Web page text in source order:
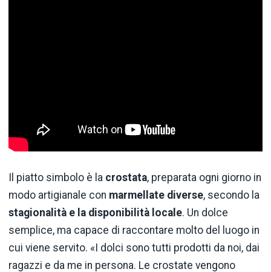
Il piatto simbolo è la crostata, preparata ogni giorno in
modo artigianale con marmellate diverse, secondo la
stagionalità e la disponibilità locale. Un dolce
semplice, ma capace di raccontare molto del luogo in
cui viene servito. «I dolci sono tutti prodotti da noi, dai
ragazzi e da me in persona. Le crostate vengono